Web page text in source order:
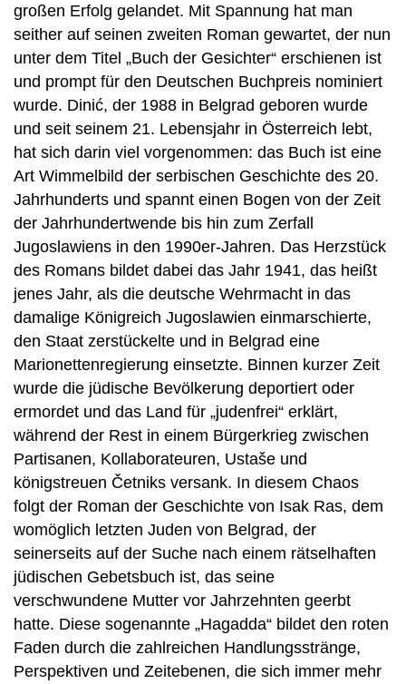
großen Erfolg gelandet. Mit Spannung hat man
seither auf seinen zweiten Roman gewartet, der nun
unter dem Titel „Buch der Gesichter“ erschienen ist
und prompt für den Deutschen Buchpreis nominiert
wurde. Dinić, der 1988 in Belgrad geboren wurde
und seit seinem 21. Lebensjahr in Österreich lebt,
hat sich darin viel vorgenommen: das Buch ist eine
Art Wimmelbild der serbischen Geschichte des 20.
Jahrhunderts und spannt einen Bogen von der Zeit
der Jahrhundertwende bis hin zum Zerfall
Jugoslawiens in den 1990er-Jahren. Das Herzstück
des Romans bildet dabei das Jahr 1941, das heißt
jenes Jahr, als die deutsche Wehrmacht in das
damalige Königreich Jugoslawien einmarschierte,
den Staat zerstückelte und in Belgrad eine
Marionettenregierung einsetzte. Binnen kurzer Zeit
wurde die jüdische Bevölkerung deportiert oder
ermordet und das Land für „judenfrei“ erklärt,
während der Rest in einem Bürgerkrieg zwischen
Partisanen, Kollaborateuren, Ustaše und
königstreuen Četniks versank. In diesem Chaos
folgt der Roman der Geschichte von Isak Ras, dem
womöglich letzten Juden von Belgrad, der
seinerseits auf der Suche nach einem rätselhaften
jüdischen Gebetsbuch ist, das seine
verschwundene Mutter vor Jahrzehnten geerbt
hatte. Diese sogenannte „Hagadda“ bildet den roten
Faden durch die zahlreichen Handlungsstränge,
Perspektiven und Zeitebenen, die sich immer mehr